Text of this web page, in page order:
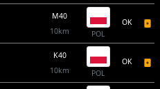
M40
10km
POL
OK
K40
10km
POL
OK